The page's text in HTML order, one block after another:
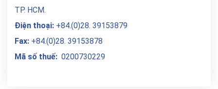
TP. HCM.
Điện thoại: +84.(0)28. 39153879
Fax: +84.(0)28. 39153878
Mã số thuế: 0200730229